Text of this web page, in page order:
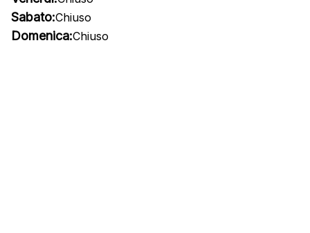
Sabato:Chiuso
Domenica:Chiuso